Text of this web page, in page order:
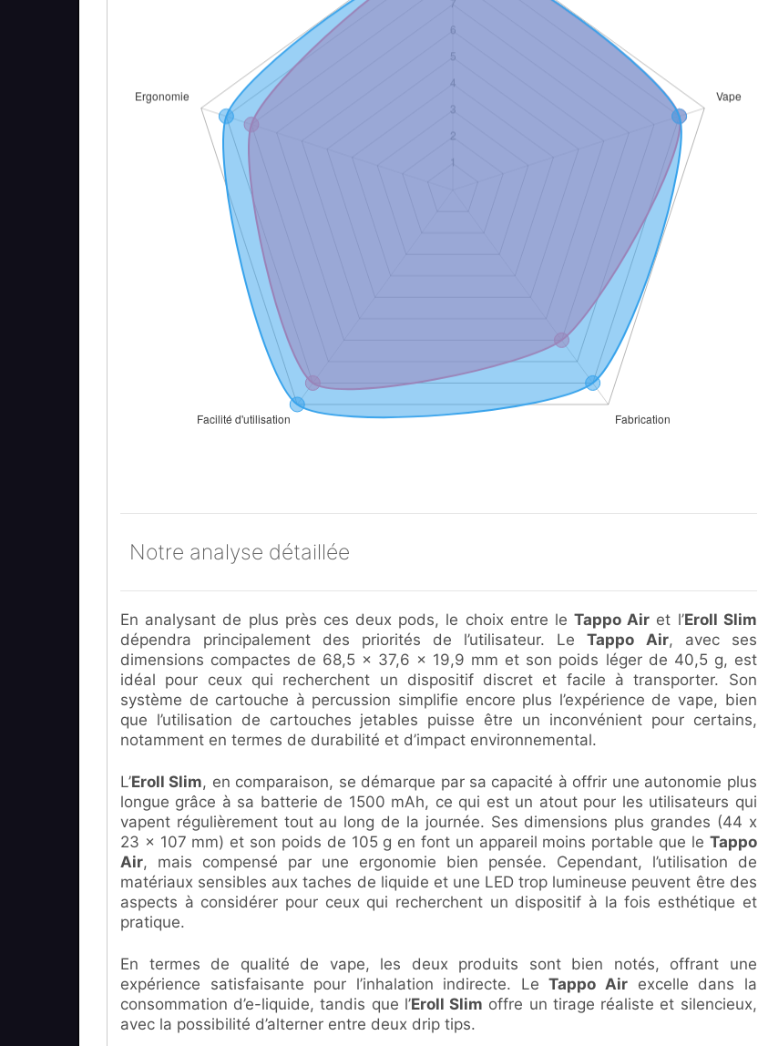
Notre analyse détaillée
En analysant de plus près ces deux pods, le choix entre leTappo Air et l’Eroll Slim
dépendra principalement des priorités de l’utilisateur. LeTappo Air, avec ses
dimensions compactes de 68,5 x 37,6 x 19,9 mm et son poids léger de 40,5 g, est
idéal pour ceux qui recherchent un dispositif discret et facile à transporter. Son
système de cartouche à percussion simplifie encore plus l’expérience de vape, bien
que l’utilisation de cartouches jetables puisse être un inconvénient pour certains,
notamment en termes de durabilité et d’impact environnemental.
L’Eroll Slim, en comparaison, se démarque par sa capacité à offrir une autonomie plus
longue grâce à sa batterie de 1500 mAh, ce qui est un atout pour les utilisateurs qui
vapent régulièrement tout au long de la journée. Ses dimensions plus grandes (44 x
23 x 107 mm) et son poids de 105 g en font un appareil moins portable que le Tappo
Air, mais compensé par une ergonomie bien pensée. Cependant, l’utilisation de
matériaux sensibles aux taches de liquide et une LED trop lumineuse peuvent être des
aspects à considérer pour ceux qui recherchent un dispositif à la fois esthétique et
pratique.
En termes de qualité de vape, les deux produits sont bien notés, offrant une
expérience satisfaisante pour l’inhalation indirecte. LeTappo Airexcelle dans la
consommation d’e-liquide, tandis que l’Eroll Slim offre un tirage réaliste et silencieux,
avec la possibilité d’alterner entre deux drip tips.